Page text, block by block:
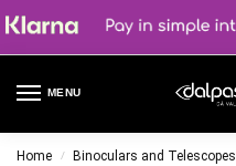
MENU
Home / Binoculars and Telescopes